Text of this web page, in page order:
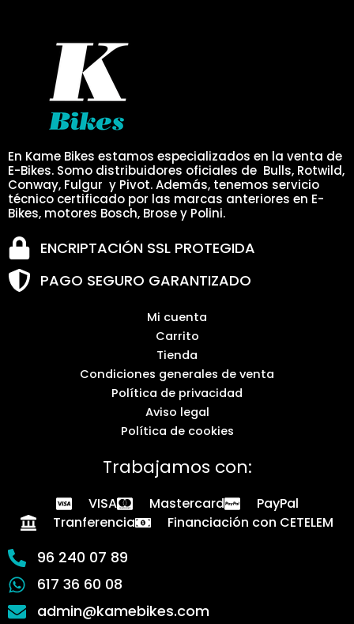
En Kame Bikes estamos especializados en la venta de
E-Bikes. Somo distribuidores oficiales de Bulls, Rotwild,
Conway, Fulgur y Pivot. Además, tenemos servicio
técnico certificado por las marcas anteriores en E-
Bikes, motores Bosch, Brose y Polini.
ENCRIPTACIÓN SSL PROTEGIDA
PAGO SEGURO GARANTIZADO
Mi cuenta
Carrito
Tienda
Condiciones generales de venta
Política de privacidad
Aviso legal
Política de cookies
Trabajamos con:
VISA Mastercard
PayPal
Tranferencia
Financiación con CETELEM
96 240 07 89
617 36 60 08
admin@kamebikes.com